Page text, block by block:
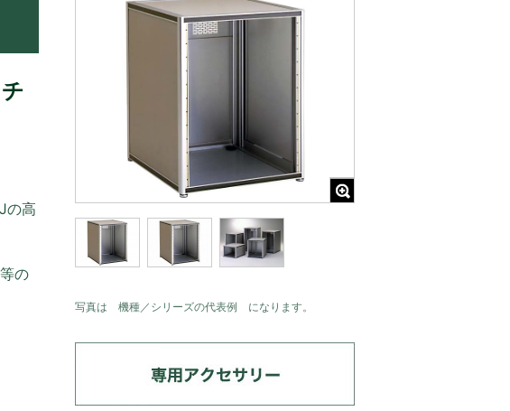
の高
の
写真は 機種／シリーズの代表例 になります。